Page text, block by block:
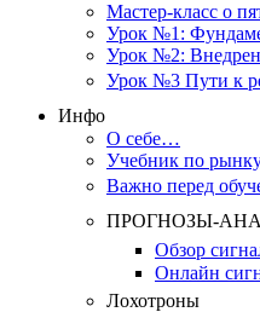
Мастер-класс о
Урок №1:
Урок №2:
Урок №3 Пути к
Инфо
О себе…
Учебник по
Важно перед
ПРОГНОЗЫ-
Обзор
Онлайн
Лохотроны